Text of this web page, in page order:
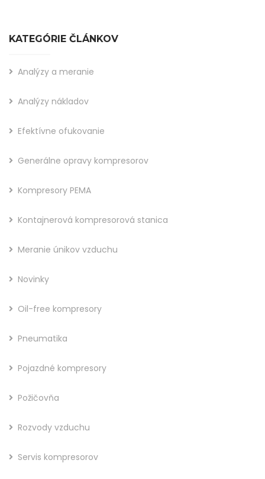
KATEGÓRIE ČLÁNKOV
Analýzy a meranie
Analýzy nákladov
Efektívne ofukovanie
Generálne opravy kompresorov
Kompresory PEMA
Kontajnerová kompresorová stanica
Meranie únikov vzduchu
Novinky
Oil-free kompresory
Pneumatika
Pojazdné kompresory
Požičovňa
Rozvody vzduchu
Servis kompresorov